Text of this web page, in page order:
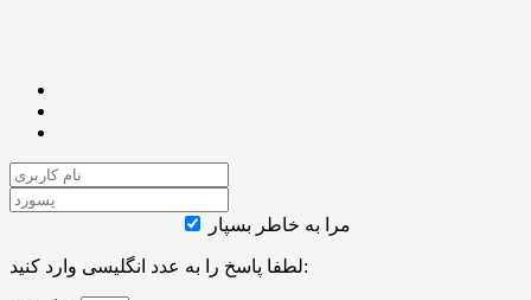
مرا به خاطر بسپار
لطفا پاسخ را به عدد انگلیسی وارد کنید: